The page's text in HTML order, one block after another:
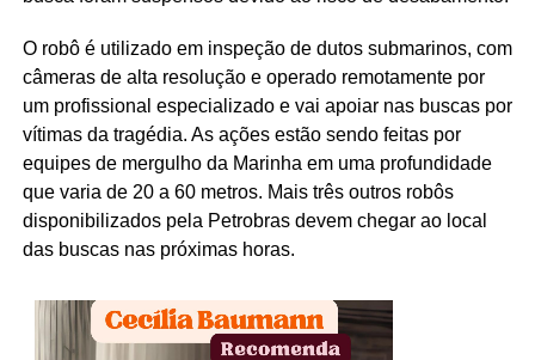
O robô é utilizado em inspeção de dutos submarinos, com
câmeras de alta resolução e operado remotamente por
um profissional especializado e vai apoiar nas buscas por
vítimas da tragédia. As ações estão sendo feitas por
equipes de mergulho da Marinha em uma profundidade
que varia de 20 a 60 metros. Mais três outros robôs
disponibilizados pela Petrobras devem chegar ao local
das buscas nas próximas horas.